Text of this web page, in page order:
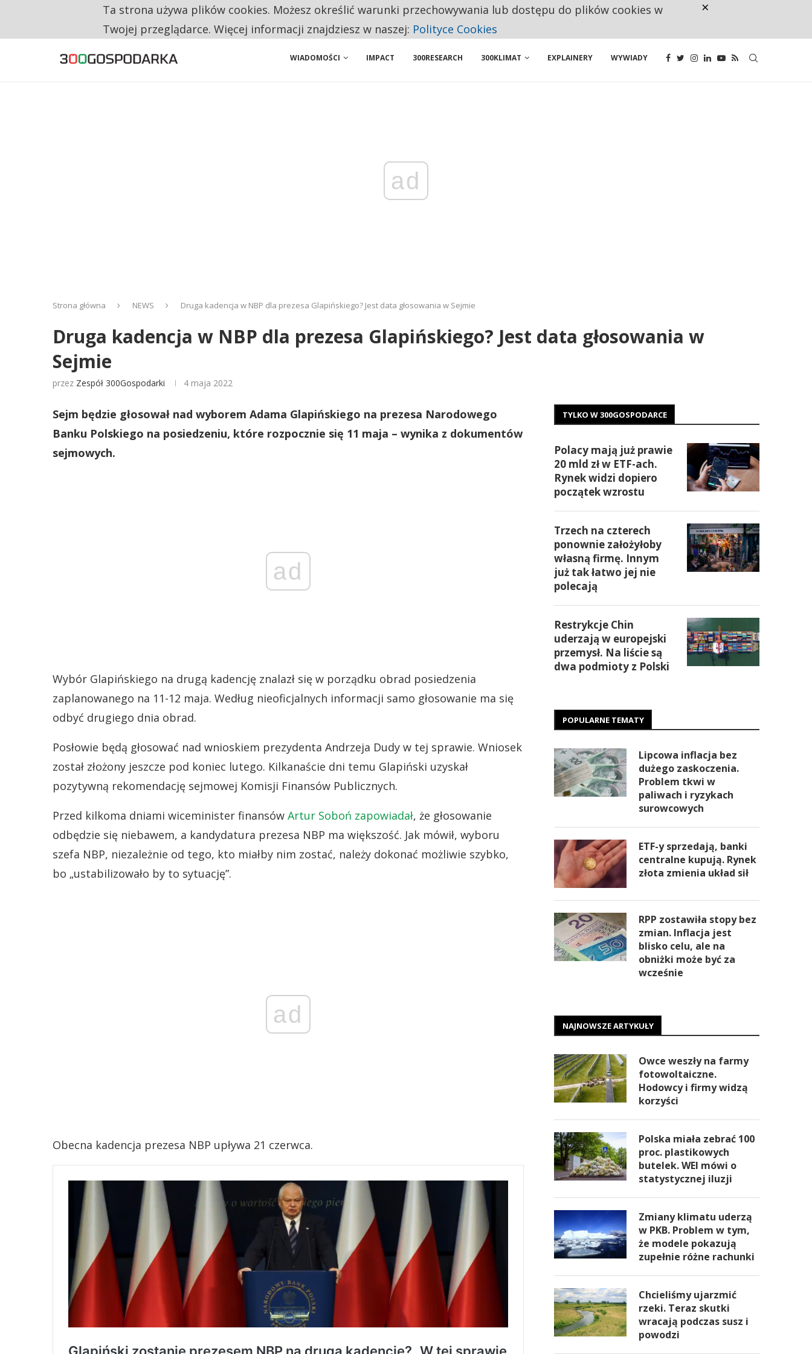
RESTRYKCJE CHIN UDERZAJĄ W EUROPEJSKI PRZEMYSŁ. NA LIŚCIE SĄ DWA PODMIOTY Z POLSKI
WIADOMOŚCI IMPACT 300RESEARCH 300KLIMAT EXPLAINERY WYWIADY
ad
Strona główna NEWS Druga kadencja w NBP dla prezesa Glapińskiego? Jest data głosowania w Sejmie
Druga kadencja w NBP dla prezesa Glapińskiego? Jest data głosowania w
Sejmie
przez Zespół 300Gospodarki 4 maja 2022
Sejm będzie głosował nad wyborem Adama Glapińskiego na prezesa Narodowego
Banku Polskiego na posiedzeniu, które rozpocznie się 11 maja – wynika z dokumentów
sejmowych.
ad
Wybór Glapińskiego na drugą kadencję znalazł się w porządku obrad posiedzenia
zaplanowanego na 11-12 maja. Według nieoficjalnych informacji samo głosowanie ma się
odbyć drugiego dnia obrad.
Posłowie będą głosować nad wnioskiem prezydenta Andrzeja Dudy w tej sprawie. Wniosek
został złożony jeszcze pod koniec lutego. Kilkanaście dni temu Glapiński uzyskał
pozytywną rekomendację sejmowej Komisji Finansów Publicznych.
Przed kilkoma dniami wiceminister finansów Artur Soboń zapowiadał, że głosowanie
odbędzie się niebawem, a kandydatura prezesa NBP ma większość. Jak mówił, wyboru
szefa NBP, niezależnie od tego, kto miałby nim zostać, należy dokonać możliwie szybko,
bo „ustabilizowało by to sytuację”.
ad
Obecna kadencja prezesa NBP upływa 21 czerwca.
TYLKO W 300GOSPODARCE
Polacy mają już prawie
20 mld zł w ETF-ach.
Rynek widzi dopiero
początek wzrostu
Trzech na czterech
ponownie założyłoby
własną firmę. Innym
już tak łatwo jej nie
polecają
Restrykcje Chin
uderzają w europejski
przemysł. Na liście są
dwa podmioty z Polski
POPULARNE TEMATY
Lipcowa inflacja bez
dużego zaskoczenia.
Problem tkwi w
paliwach i ryzykach
surowcowych
ETF-y sprzedają, banki
centralne kupują. Rynek
złota zmienia układ sił
RPP zostawiła stopy bez
zmian. Inflacja jest
blisko celu, ale na
obniżki może być za
wcześnie
NAJNOWSZE ARTYKUŁY
Owce weszły na farmy
fotowoltaiczne.
Hodowcy i firmy widzą
korzyści
Polska miała zebrać 100
proc. plastikowych
butelek. WEI mówi o
statystycznej iluzji
Zmiany klimatu uderzą
w PKB. Problem w tym,
że modele pokazują
zupełnie różne rachunki
Chcieliśmy ujarzmić
rzeki. Teraz skutki
wracają podczas susz i
powodzi
Ta strona używa plików cookies. Możesz określić warunki przechowywania lub dostępu do plików cookies w
Twojej przeglądarce. Więcej informacji znajdziesz w naszej: Polityce Cookies
×